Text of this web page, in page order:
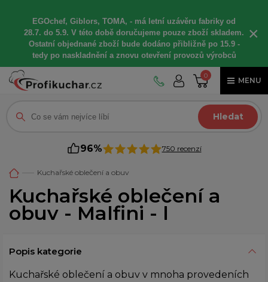
EGOchef, Giblors, TOMA, - má letní uzávěru fabriky od
28.7. do 5.9. V této době doručujeme pouze zboží skladem.
Ostatní objednané zboží bude dodáno přibližně po 15.9 -
tedy po naskladnění a znovu otevření provozů výrobců
×
0
MENU
Hledat
96% 750 recenzí
Kuchařské oblečení a obuv
Kuchařské oblečení a
obuv - Malfini - l
Popis kategorie
Kuchařské oblečení a obuv v mnoha provedeních